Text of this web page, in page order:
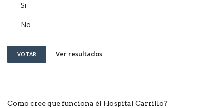
Si
No
VOTAR Ver resultados
Como cree que funciona él Hospital Carrillo?